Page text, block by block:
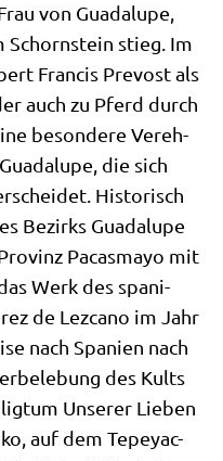
von Gua­d­a­lu­pe,
Schorn­stein stieg. Im
Fran­cis Pre­vost als
auch zu Pferd durch
beson­de­re Ver­eh­
die sich
Histo­risch
Bezirks Gua­d­a­lu­pe
Pacas­ma­yo mit
Werk des spa­ni­
de Lez­ca­no im Jahr
nach Spa­ni­en nach
des Kults
Unse­rer Lie­ben
auf dem Tepe­yac-